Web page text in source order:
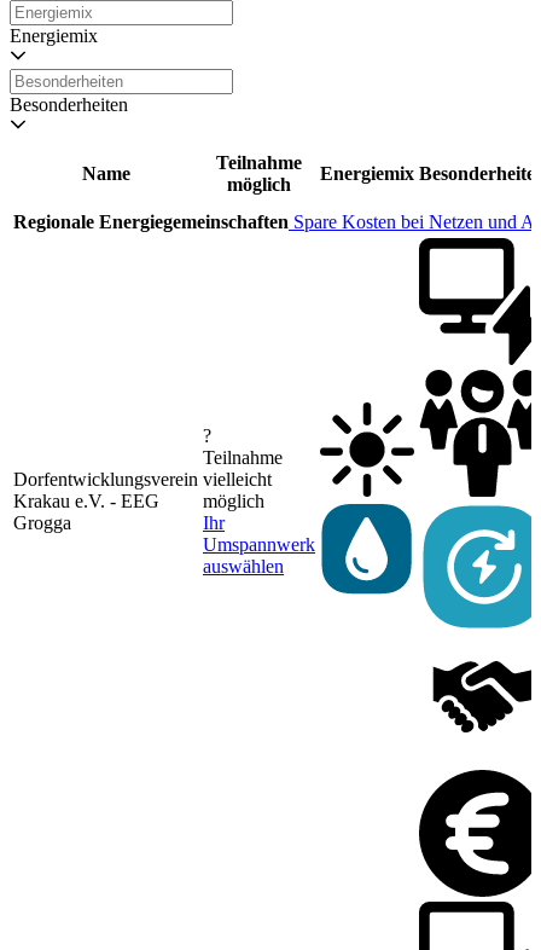
Energiemix
Besonderheiten
Name
Teilnahme
möglich
Energiemix
Regionale Energiegemeinschaften Spare Kosten bei Netzen und
Dorfentwicklungsverein
Krakau e.V. - EEG
Grogga
?
Teilnahme
vielleicht
möglich
Ihr
Umspannwerk
auswählen